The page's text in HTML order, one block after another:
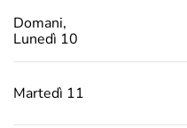
Domani,
Lunedì 10
Martedì 11